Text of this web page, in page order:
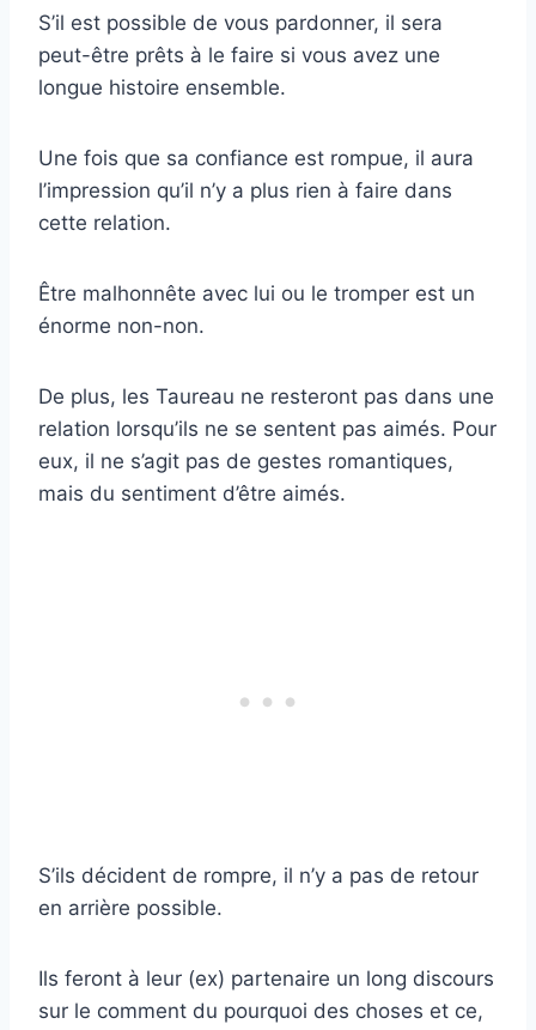
S’il est possible de vous pardonner, il sera
peut-être prêts à le faire si vous avez une
longue histoire ensemble.
Une fois que sa confiance est rompue, il aura
l’impression qu’il n’y a plus rien à faire dans
cette relation.
Être malhonnête avec lui ou le tromper est un
énorme non-non.
De plus, les Taureau ne resteront pas dans une
relation lorsqu’ils ne se sentent pas aimés. Pour
eux, il ne s’agit pas de gestes romantiques,
mais du sentiment d’être aimés.
S’ils décident de rompre, il n’y a pas de retour
en arrière possible.
Ils feront à leur (ex) partenaire un long discours
sur le comment du pourquoi des choses et ce,